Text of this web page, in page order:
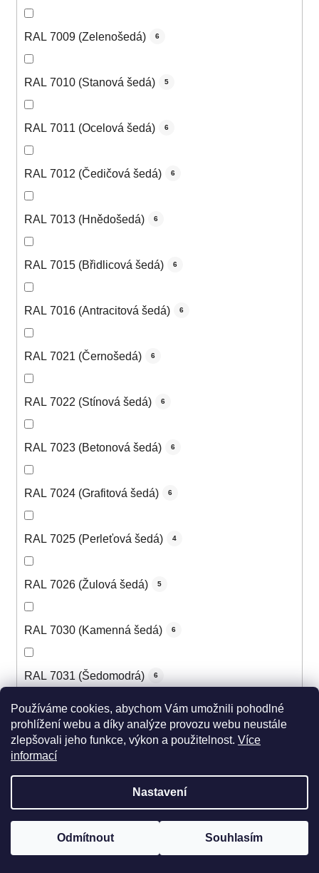
Používáme cookies, abychom Vám umožnili pohodlné
prohlížení webu a díky analýze provozu webu neustále
zlepšovali jeho funkce, výkon a použitelnost. Více
informací
Nastavení
Odmítnout Souhlasím
RAL 7009 (Zelenošedá) 6
RAL 7010 (Stanová šedá) 5
RAL 7011 (Ocelová šedá) 6
RAL 7012 (Čedičová šedá) 6
RAL 7013 (Hnědošedá) 6
RAL 7015 (Břidlicová šedá) 6
RAL 7016 (Antracitová šedá) 6
RAL 7021 (Černošedá) 6
RAL 7022 (Stínová šedá) 6
RAL 7023 (Betonová šedá) 6
RAL 7024 (Grafitová šedá) 6
RAL 7025 (Perleťová šedá) 4
RAL 7026 (Žulová šedá) 5
RAL 7030 (Kamenná šedá) 6
RAL 7031 (Šedomodrá) 6
RAL 7032 (Štěrková šedá) 6
RAL 7034 (Šedožlutá)
RAL 7035 (Světle šedá)